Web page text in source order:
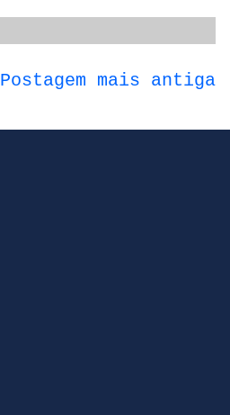
Postagem mais antiga